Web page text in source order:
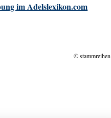
im Adelslexikon.com
©